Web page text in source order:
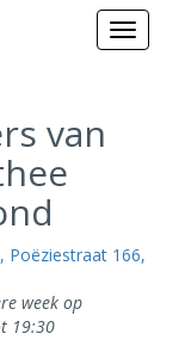
van
Poëziestraat 166,
week op
19:30